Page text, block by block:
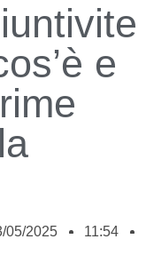
e
05/2025
11:54